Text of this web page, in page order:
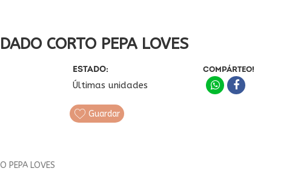
CORTO PEPA LOVES
ESTADO:
Últimas unidades
COMPÁRTEO!
Guardar
PEPA LOVES